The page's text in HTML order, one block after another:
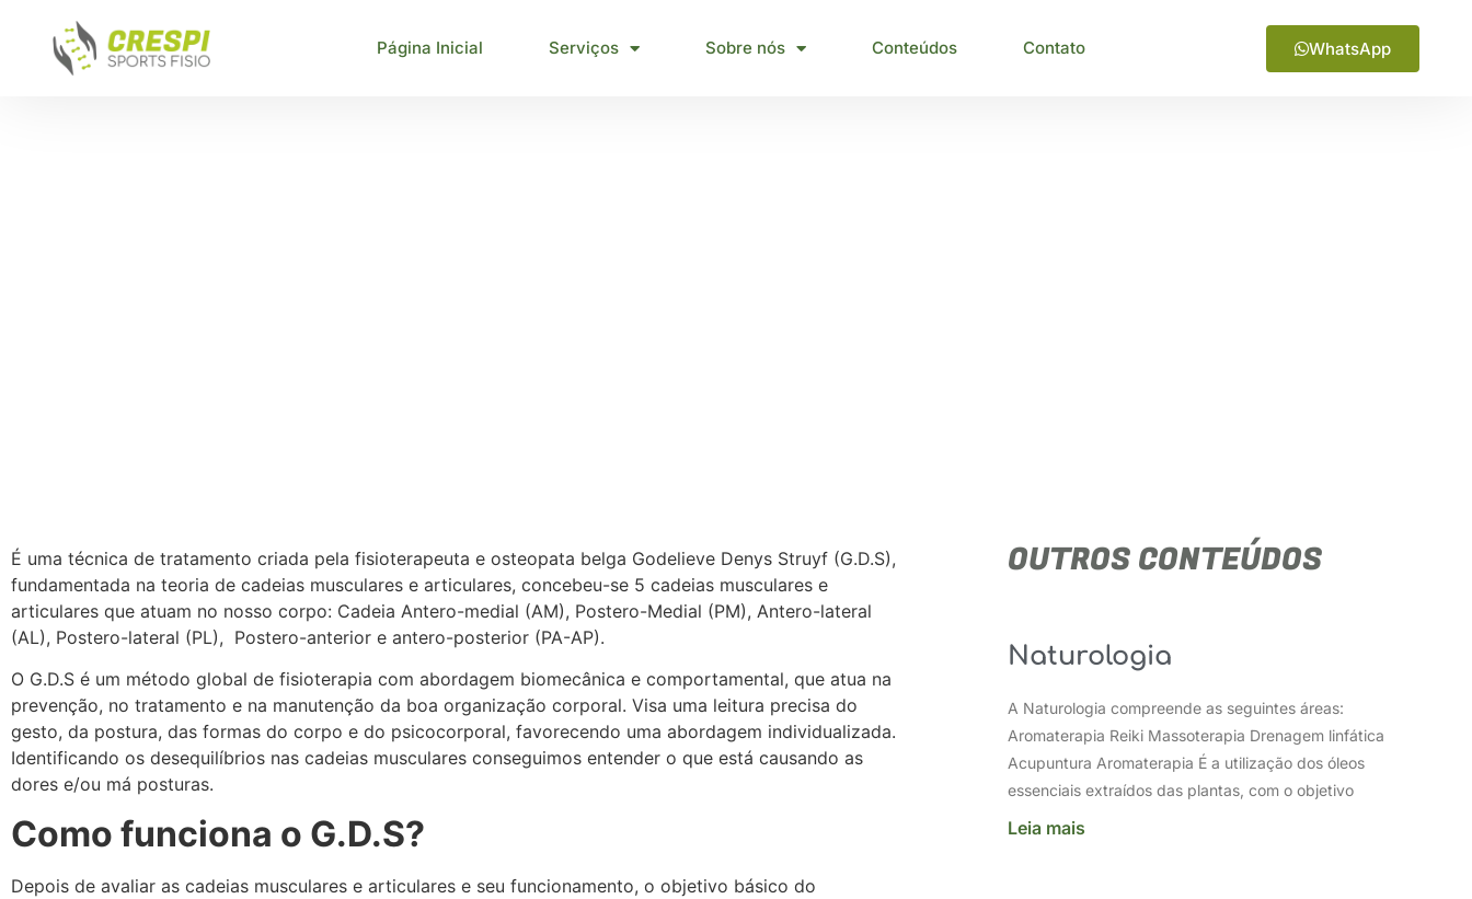
Página Inicial Serviços Sobre nós Conteúdos Contato WhatsApp
É uma técnica de tratamento criada pela fisioterapeuta e osteopata belga Godelieve Denys Struyf (G.D.S),
fundamentada na teoria de cadeias musculares e articulares, concebeu-se 5 cadeias musculares e
articulares que atuam no nosso corpo: Cadeia Antero-medial (AM), Postero-Medial (PM), Antero-lateral
(AL), Postero-lateral (PL), Postero-anterior e antero-posterior (PA-AP).
O G.D.S é um método global de fisioterapia com abordagem biomecânica e comportamental, que atua na
prevenção, no tratamento e na manutenção da boa organização corporal. Visa uma leitura precisa do
gesto, da postura, das formas do corpo e do psicocorporal, favorecendo uma abordagem individualizada.
Identificando os desequilíbrios nas cadeias musculares conseguimos entender o que está causando as
dores e/ou má posturas.
Como funciona o G.D.S?
Depois de avaliar as cadeias musculares e articulares e seu funcionamento, o objetivo básico do
OUTROS CONTEÚDOS
Naturologia
A Naturologia compreende as seguintes áreas:
Aromaterapia Reiki Massoterapia Drenagem linfática
Acupuntura Aromaterapia É a utilização dos óleos
essenciais extraídos das plantas, com o objetivo
Leia mais